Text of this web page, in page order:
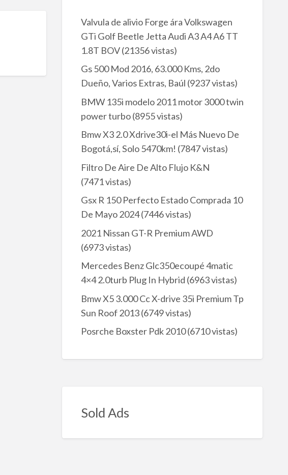
Valvula de alivio Forge ára Volkswagen
GTi Golf Beetle Jetta Audi A3 A4 A6 TT
1.8T BOV(21356 vistas)
Gs 500 Mod 2016, 63.000 Kms, 2do
Dueño, Varios Extras, Baúl (9237 vistas)
BMW 135i modelo 2011 motor 3000 twin
power turbo(8955 vistas)
Bmw X3 2.0 Xdrive30i-el Más Nuevo De
Bogotá,sí, Solo 5470km! (7847 vistas)
Filtro De Aire De Alto Flujo K&N
(7471 vistas)
Gsx R 150 Perfecto Estado Comprada 10
De Mayo 2024(7446 vistas)
2021 Nissan GT-R Premium AWD
(6973 vistas)
Mercedes Benz Glc350ecoupé 4matic
4×4 2.0turb Plug In Hybrid (6963 vistas)
Bmw X5 3.000 Cc X-drive 35i Premium Tp
Sun Roof 2013(6749 vistas)
Posrche Boxster Pdk 2010(6710 vistas)
Sold Ads